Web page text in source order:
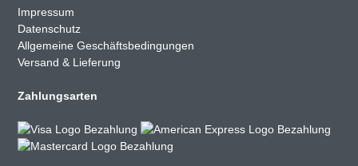
Impressum
Datenschutz
Allgemeine Geschäftsbedingungen
Versand & Lieferung
Zahlungsarten